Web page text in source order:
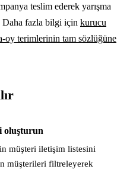
teslim ederek yarışma
Daha fazla bilgi için kurucu
oy terimlerinin tam sözlüğüne
oluşturun
müşteri iletişim listesini
müşterileri filtreleyerek